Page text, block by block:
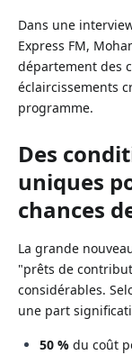
Dans une
Express FM,
département des
éclaircissements
programme.
Des
uniques
chances
La grande
"prêts de
considérables.
une part
50 % du coût